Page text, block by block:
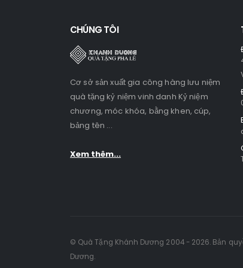
CHÚNG TÔI
Cơ sở sản xuất gia công hàng lưu niệm
quà tặng kỷ niệm vinh danh Kỷ niệm
chương, móc khóa, bằng khen, cúp,
bảng tên ...
Xem thêm...
© Quà Tặng Khánh Dương 2004 - 2026. Bản
Dương.